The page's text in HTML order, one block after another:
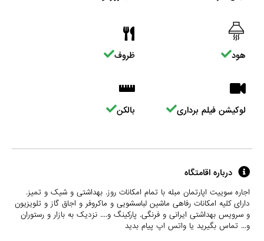
هود ظروف
لوکیشن فیلم برداری بالکن
درباره اقامتگاه
اجاره سوییت اپارتمان مبله با تمام امکانات روز. بهداشتی و شیک و تمیز.
دارای کلیه امکانات رفاهی ماشین لباسشویی و ماکروفر و اجاق گاز و تلویزیون
و سرویس بهداشتی ایرانی و فرنگی. پارکینگ و.... نزدیک به بازار و رستوران
و... تماس بگیرید یا واتس اپ پیام بدید